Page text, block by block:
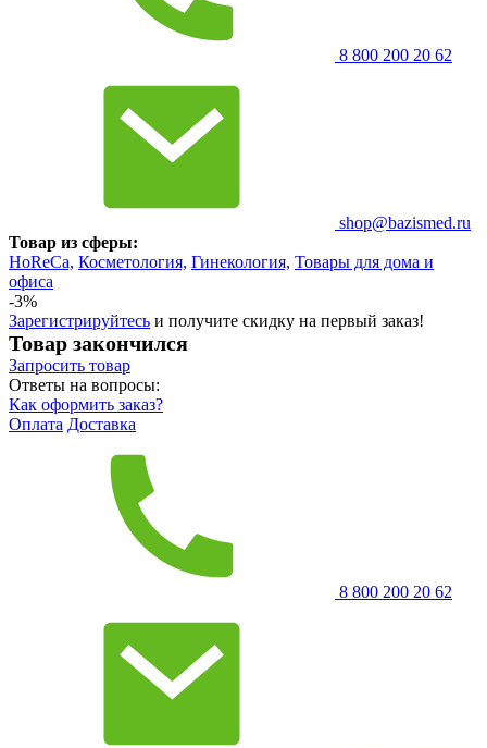
8 800 200 20 62
shop@bazismed.ru
Товар из сферы:
HoReCa, Косметология, Гинекология, Товары для дома и
офиса
-3%
Зарегистрируйтесь и получите скидку на первый заказ!
Товар закончился
Запросить товар
Ответы на вопросы:
Как оформить заказ?
Оплата Доставка
8 800 200 20 62